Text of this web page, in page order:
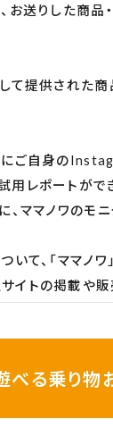
お送りした商品
て提供された
ご自身の
用レポートがで
、ママノワの
いて、「ママノ
イトの掲載や
べる乗り物